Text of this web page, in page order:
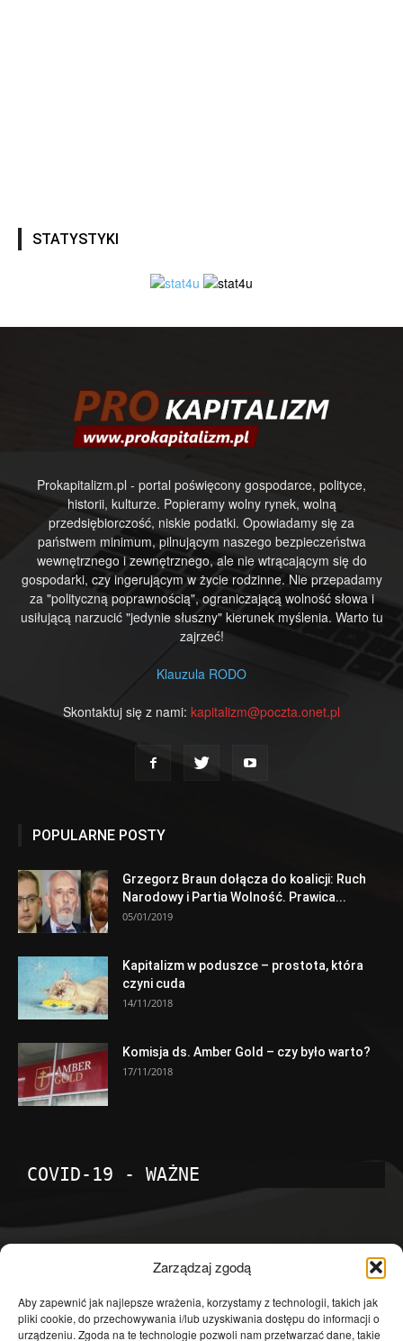
Zarządzaj zgodą
Aby zapewnić jak najlepsze wrażenia, korzystamy z technologii, takich jak
pliki cookie, do przechowywania i/lub uzyskiwania dostępu do informacji o
urządzeniu. Zgoda na te technologie pozwoli nam przetwarzać dane, takie
STATYSTYKI
Prokapitalizm.pl - portal poświęcony gospodarce, polityce,
historii, kulturze. Popieramy wolny rynek, wolną
przedsiębiorczość, niskie podatki. Opowiadamy się za
państwem minimum, pilnującym naszego bezpieczeństwa
wewnętrznego i zewnętrznego, ale nie wtrącającym się do
gospodarki, czy ingerującym w życie rodzinne. Nie przepadamy
za "polityczną poprawnością", ograniczającą wolność słowa i
usiłującą narzucić "jedynie słuszny" kierunek myślenia. Warto tu
zajrzeć!
Klauzula RODO
Skontaktuj się z nami: kapitalizm@poczta.onet.pl
POPULARNE POSTY
Grzegorz Braun dołącza do koalicji: Ruch
Narodowy i Partia Wolność. Prawica...
05/01/2019
Kapitalizm w poduszce – prostota, która
czyni cuda
14/11/2018
Komisja ds. Amber Gold – czy było warto?
17/11/2018
COVID-19 - WAŻNE
Temat dnia
4601
Publicystyka
4363